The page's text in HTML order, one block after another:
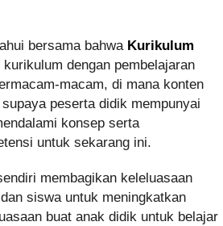
bersama bahwa Kurikulum
dengan pembelajaran
macam, di mana konten
peserta didik mempunyai
konsep serta
untuk sekarang ini.
membagikan keleluasaan
siswa untuk meningkatkan
buat anak didik untuk belajar